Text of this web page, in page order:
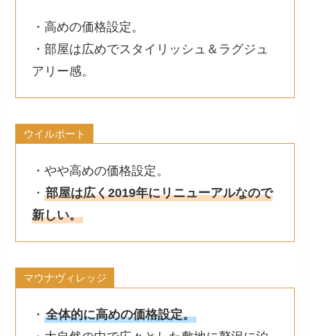
・高めの価格設定。
・部屋は広めでスタイリッシュ＆ラグジュ
アリー感。
ウイルポート
・やや高めの価格設定。
・ 部屋は広く2019年にリニューアルなので
新しい。
マウナヴィレッジ
・ 全体的に高めの価格設定。